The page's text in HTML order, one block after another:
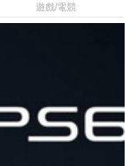
遊戲/電競